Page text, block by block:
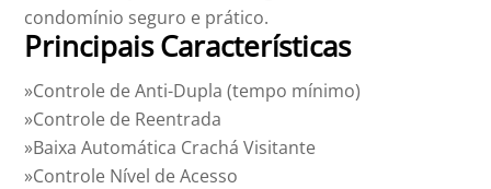
condomínio seguro e prático.
Principais Características
»Controle de Anti-Dupla (tempo mínimo)
»Controle de Reentrada
»Baixa Automática Crachá Visitante
»Controle Nível de Acesso